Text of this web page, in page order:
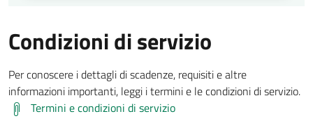
Condizioni di servizio
Per conoscere i dettagli di scadenze, requisiti e altre
informazioni importanti, leggi i termini e le condizioni di servizio.
Termini e condizioni di servizio